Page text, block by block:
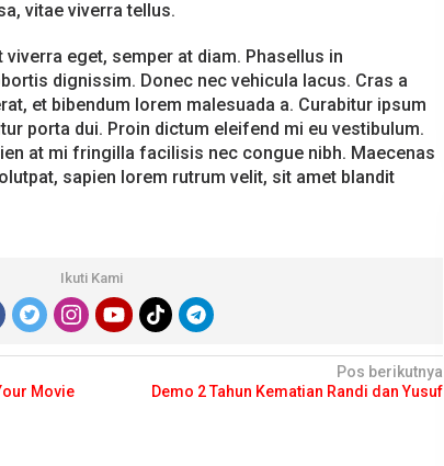
vitae viverra tellus.
eget, semper at diam. Phasellus in
dignissim. Donec nec vehicula lacus. Cras a
et bibendum lorem malesuada a. Curabitur ipsum
porta dui. Proin dictum eleifend mi eu vestibulum.
at mi fringilla facilisis nec congue nibh. Maecenas
sapien lorem rutrum velit, sit amet blandit
Ikuti Kami
Movie
Pos berikutnya
Demo 2 Tahun Kematian Randi dan Yusuf